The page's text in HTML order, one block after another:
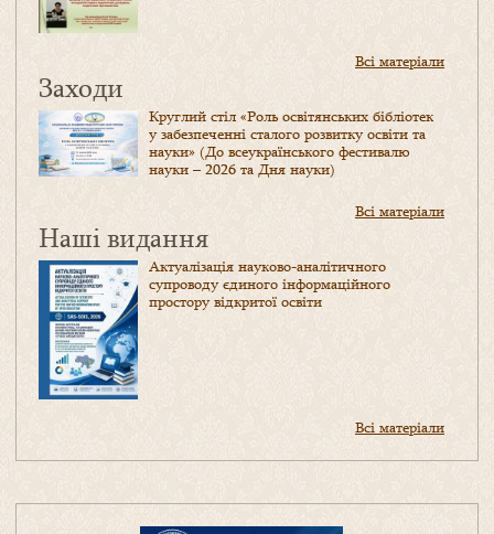
Всі матеріали
Заходи
Круглий стіл «Роль освітянських бібліотек
у забезпеченні сталого розвитку освіти та
науки» (До всеукраїнського фестивалю
науки – 2026 та Дня науки)
Всі матеріали
Наші видання
Актуалізація науково-аналітичного
супроводу єдиного інформаційного
простору відкритої освіти
Всі матеріали